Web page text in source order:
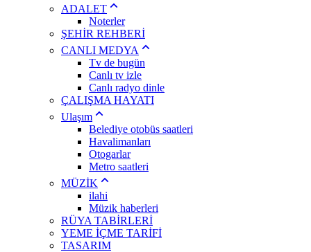
ADALET
Noterler
ŞEHİR REHBERİ
CANLI MEDYA
Tv de bugün
Canlı tv izle
Canlı radyo dinle
ÇALIŞMA HAYATI
Ulaşım
Belediye otobüs saatleri
Havalimanları
Otogarlar
Metro saatleri
MÜZİK
ilahi
Müzik haberleri
RÜYA TABİRLERİ
YEME İÇME TARİFİ
TASARIM